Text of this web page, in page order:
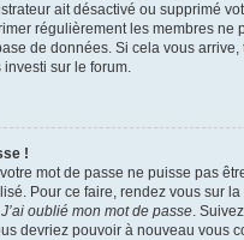
ait désactivé ou supprimé
régulièrement les membres ne
de données. Si cela vous arrive,
sur le forum.
!
mot de passe ne puisse pas
Pour ce faire, rendez vous sur la
J’ai oublié mon mot de passe.
devriez pouvoir à nouveau vous